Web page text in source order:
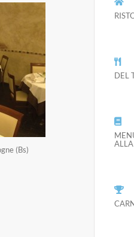
(Bs)
DEL
ALLA